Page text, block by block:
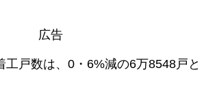
広告
工戸数は、0・6%減の6万8548戸と